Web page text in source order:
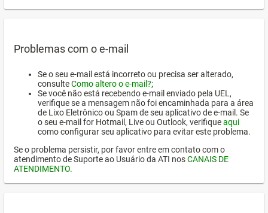
Problemas com o e-mail
Se o seu e-mail está incorreto ou precisa ser alterado,
consulteComo altero o e-mail?;
Se você não está recebendo e-mail enviado pela UEL,
verifique se a mensagem não foi encaminhada para a área
de Lixo Eletrônico ou Spam de seu aplicativo de e-mail. Se
o seu e-mail for Hotmail, Live ou Outlook, verifiqueaqui
como configurar seu aplicativo para evitar este problema.
Se o problema persistir, por favor entre em contato com o
atendimento de Suporte ao Usuário da ATI nosCANAIS DE
ATENDIMENTO.